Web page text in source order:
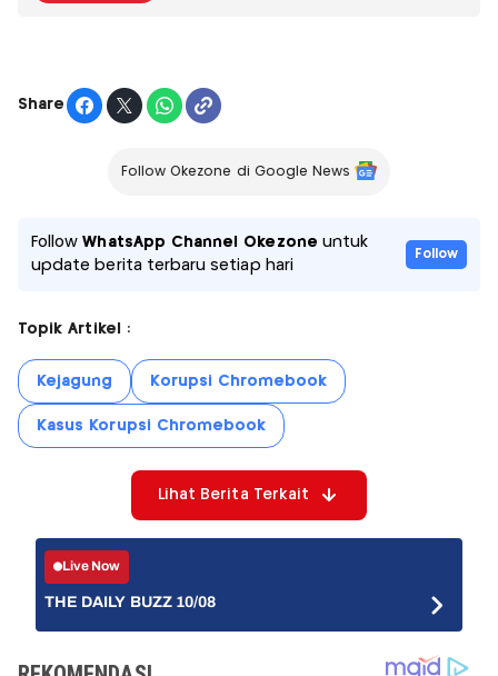
Share
Follow Okezone di Google News
FollowWhatsApp Channel Okezone untuk
update berita terbaru setiap hari
Follow
Topik Artikel :
Kejagung Korupsi Chromebook
Kasus Korupsi Chromebook
Lihat Berita Terkait
Live Now
THE DAILY BUZZ 10/08